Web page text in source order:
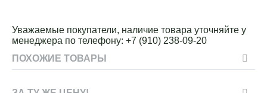
Уважаемые покупатели, наличие товара уточняйте у
менеджера по телефону: +7 (910) 238-09-20
ПОХОЖИЕ ТОВАРЫ